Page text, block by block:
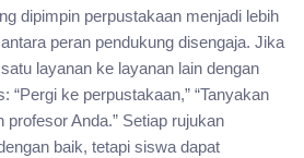
dipimpin perpustakaan menjadi lebih
peran pendukung disengaja. Jika
layanan ke layanan lain dengan
“Pergi ke perpustakaan,” “Tanyakan
profesor Anda.” Setiap rujukan
baik, tetapi siswa dapat